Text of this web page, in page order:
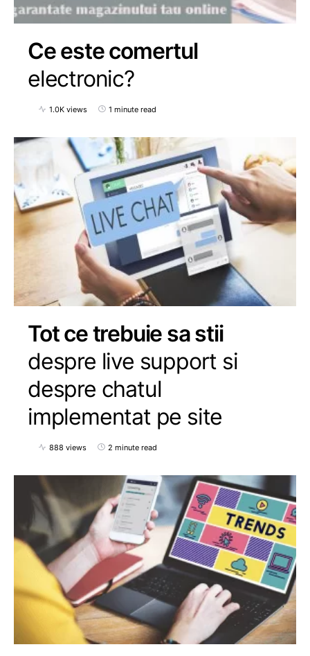
Ce este comertul
electronic?
1.0K views 1 minute read
Tot ce trebuie sa stii
despre live support si
despre chatul
implementat pe site
888 views 2 minute read